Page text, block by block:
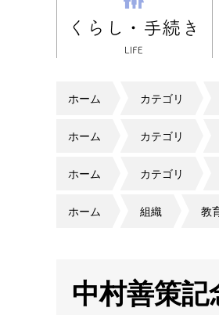
ホーム カテゴリ
ホーム カテゴリ
ホーム カテゴリ
ホーム 組織 教
中村善策